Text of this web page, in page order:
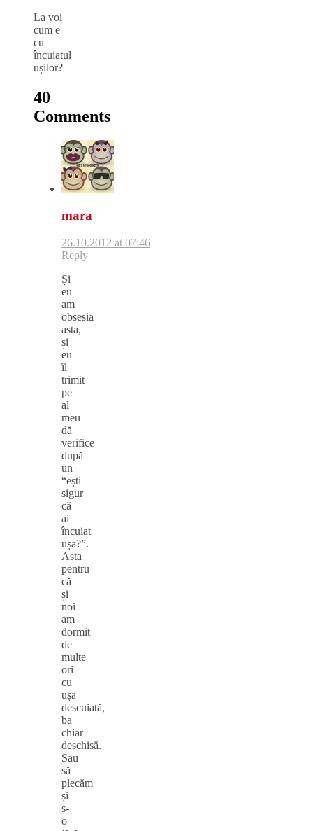
La voi
cum e
cu
încuiatul
ușilor?
40
Comments
mara
26.10.2012 at 07:46
Reply
Și
eu
am
obsesia
asta,
și
eu
îl
trimit
pe
al
meu
dă
verifice
după
un
“ești
sigur
că
ai
încuiat
ușa?”.
Asta
pentru
că
și
noi
am
dormit
de
multe
ori
cu
ușa
descuiată,
ba
chiar
deschisă.
Sau
să
plecăm
și
s-
o